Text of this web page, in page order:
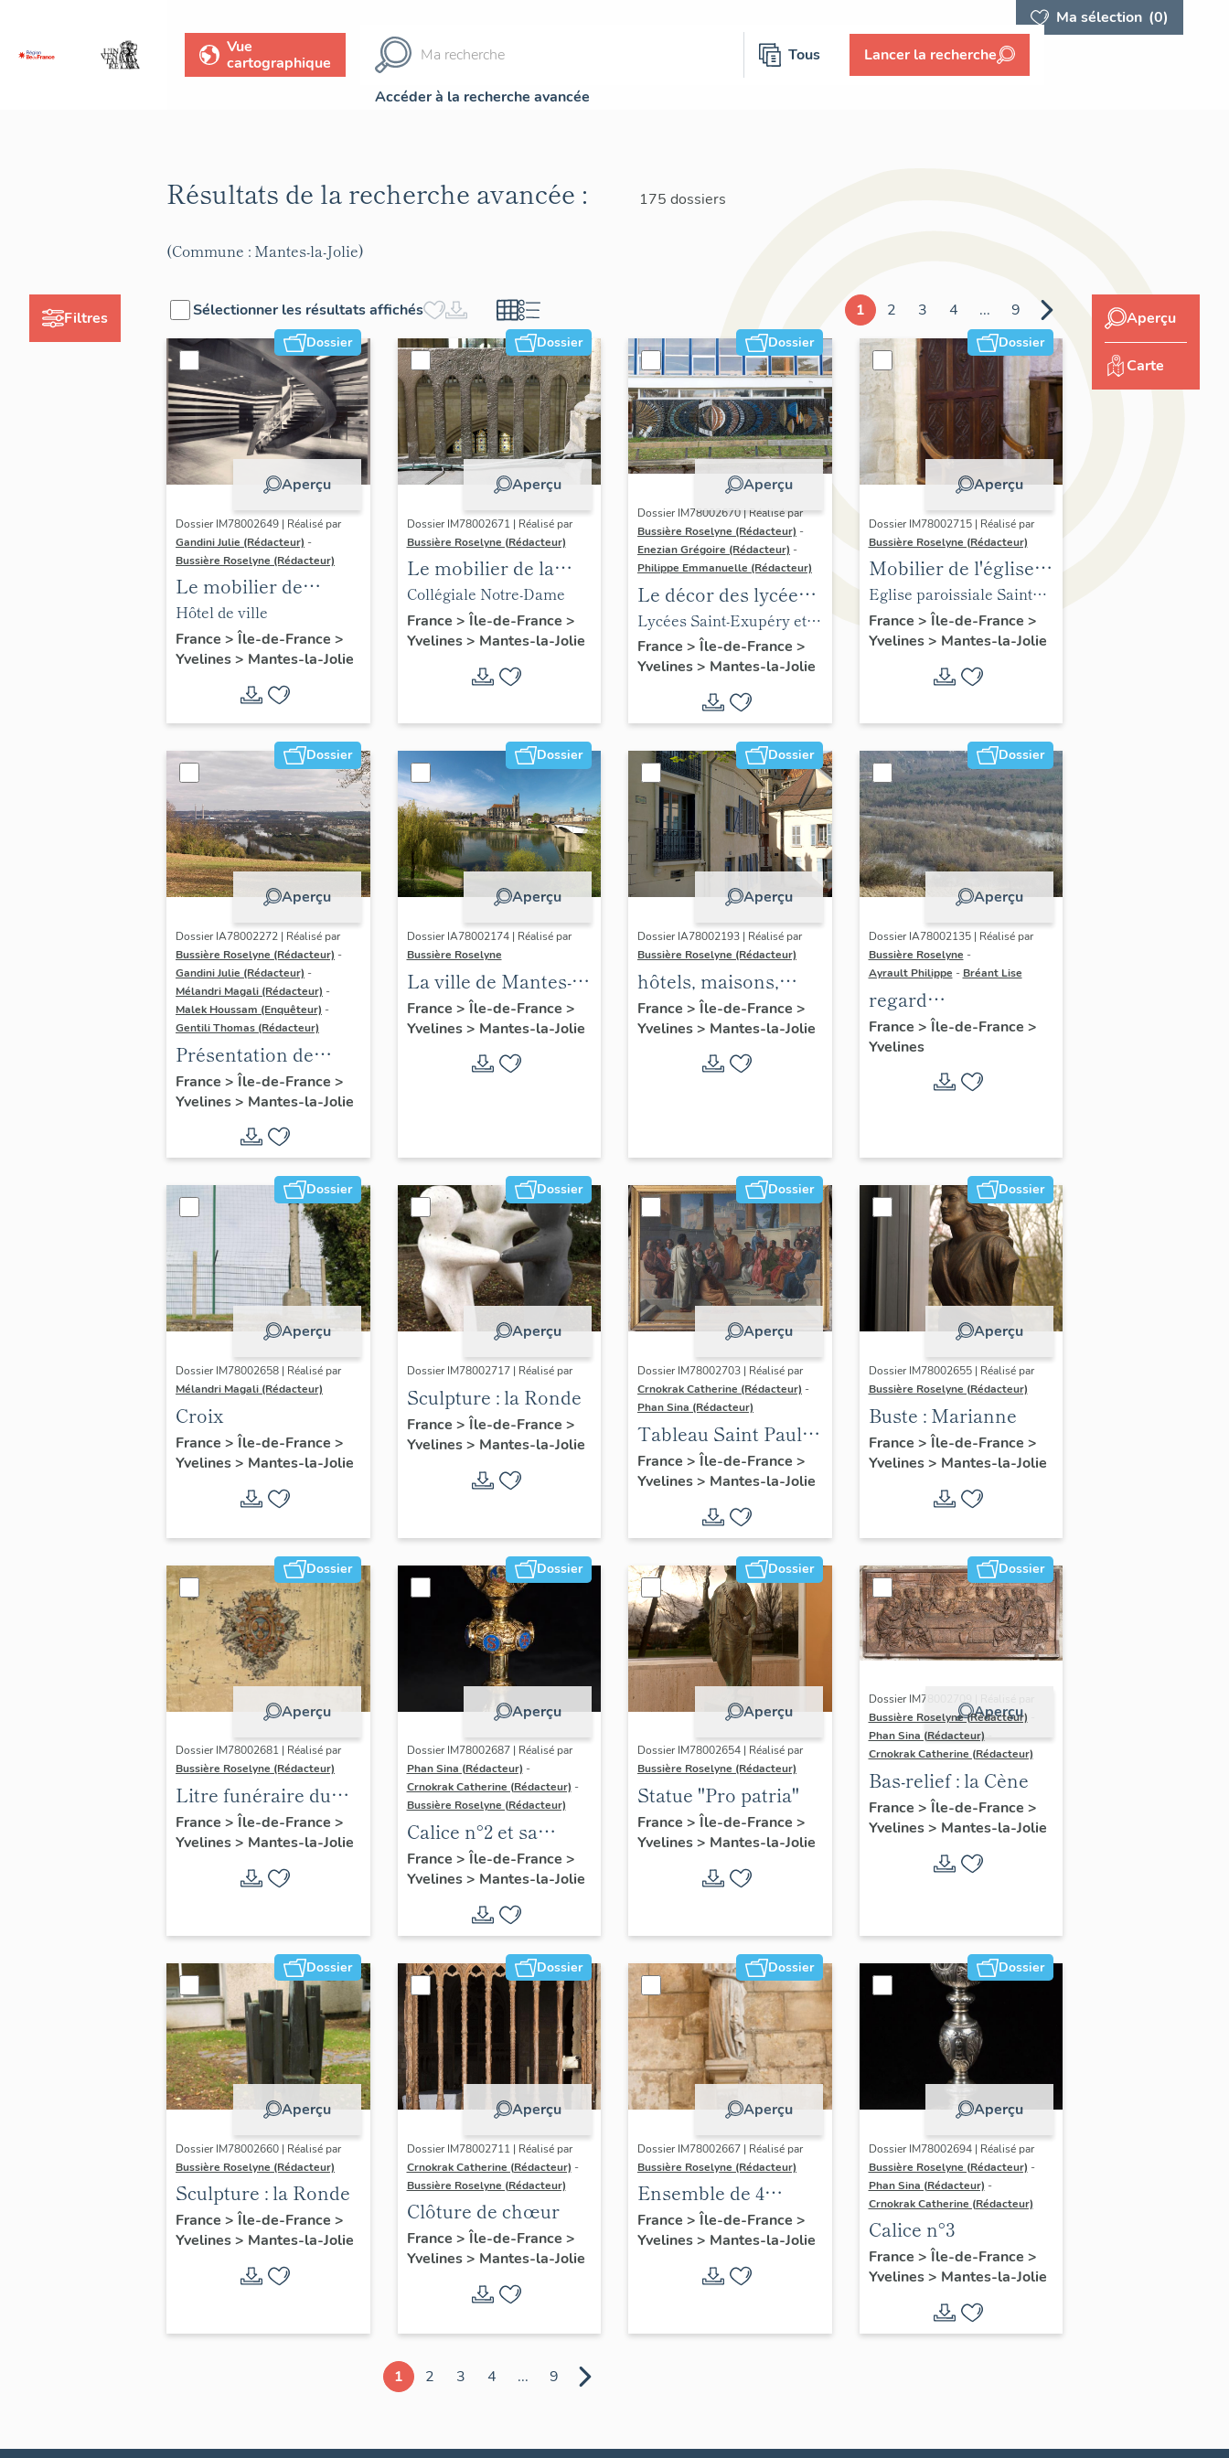
Ma sélection (0)
Vue
cartographique
Tous Lancer la recherche
Accéder à la recherche avancée
Filtres
Résultats de la recherche avancée : 175 dossiers
(Commune : Mantes-la-Jolie)
Sélectionner les résultats affichés 1 2 3 4 ... 9
Dossier
Aperçu
Dossier IM78002649 | Réalisé par
Gandini Julie (Rédacteur) -
Bussière Roselyne (Rédacteur)
Le mobilier de
l'hôtel de ville
Hôtel de ville
France > Île-de-France >
Yvelines> Mantes-la-Jolie
Dossier
Aperçu
Dossier IM78002671 | Réalisé par
Bussière Roselyne (Rédacteur)
Le mobilier de la
collégiale
Collégiale Notre-Dame
France > Île-de-France >
Yvelines> Mantes-la-Jolie
Dossier
Aperçu
Dossier IM78002670 | Réalisé par
Bussière Roselyne (Rédacteur) -
Enezian Grégoire (Rédacteur) -
Philippe Emmanuelle (Rédacteur)
Le décor des lycées
de Mantes
Lycées Saint-Exupéry et
Jean Rostand
France > Île-de-France >
Yvelines> Mantes-la-Jolie
Dossier
Aperçu
Dossier IM78002715 | Réalisé par
Bussière Roselyne (Rédacteur)
Mobilier de l'église
Sainte-Anne de
Gassicourt
Eglise paroissiale Sainte-
Anne
France > Île-de-France >
Yvelines> Mantes-la-Jolie
Dossier
Aperçu
Dossier IA78002272 | Réalisé par
Bussière Roselyne (Rédacteur) -
Gandini Julie (Rédacteur) -
Mélandri Magali (Rédacteur) -
Malek Houssam (Enquêteur) -
Gentili Thomas (Rédacteur)
Présentation de
l'étude
France > Île-de-France >
Yvelines> Mantes-la-Jolie
Dossier
Aperçu
Dossier IA78002174 | Réalisé par
Bussière Roselyne
La ville de Mantes-la-
Jolie
France > Île-de-France >
Yvelines> Mantes-la-Jolie
Dossier
Aperçu
Dossier IA78002193 | Réalisé par
Bussière Roselyne (Rédacteur)
hôtels, maisons,
immeubles
France > Île-de-France >
Yvelines> Mantes-la-Jolie
Dossier
Aperçu
Dossier IA78002135 | Réalisé par
Bussière Roselyne -
Ayrault Philippe - Bréant Lise
regard
photographique sur
le territoire de Seine-
France > Île-de-France >
Yvelines
Dossier
Aperçu
Dossier IM78002658 | Réalisé par
Mélandri Magali (Rédacteur)
Croix
France > Île-de-France >
Yvelines> Mantes-la-Jolie
Dossier
Aperçu
Dossier IM78002717 | Réalisé par
Sculpture : la Ronde
France > Île-de-France >
Yvelines> Mantes-la-Jolie
Dossier
Aperçu
Dossier IM78002703 | Réalisé par
Crnokrak Catherine (Rédacteur) -
Phan Sina (Rédacteur)
Tableau Saint Paul à
Athènes
France > Île-de-France >
Yvelines> Mantes-la-Jolie
Dossier
Aperçu
Dossier IM78002655 | Réalisé par
Bussière Roselyne (Rédacteur)
Buste : Marianne
France > Île-de-France >
Yvelines> Mantes-la-Jolie
Dossier
Aperçu
Dossier IM78002681 | Réalisé par
Bussière Roselyne (Rédacteur)
Litre funéraire du
prince de Conti
France > Île-de-France >
Yvelines> Mantes-la-Jolie
Dossier
Aperçu
Dossier IM78002687 | Réalisé par
Phan Sina (Rédacteur) -
Crnokrak Catherine (Rédacteur) -
Bussière Roselyne (Rédacteur)
Calice n°2 et sa
patène
France > Île-de-France >
Yvelines> Mantes-la-Jolie
Dossier
Aperçu
Dossier IM78002654 | Réalisé par
Bussière Roselyne (Rédacteur)
Statue "Pro patria"
France > Île-de-France >
Yvelines> Mantes-la-Jolie
Dossier
Aperçu
Dossier IM78002709 | Réalisé par
Bussière Roselyne (Rédacteur)
Phan Sina (Rédacteur)
Crnokrak Catherine (Rédacteur)
Bas-relief : la Cène
France > Île-de-France >
Yvelines> Mantes-la-Jolie
Dossier
Aperçu
Dossier IM78002660 | Réalisé par
Bussière Roselyne (Rédacteur)
Sculpture : la Ronde
France > Île-de-France >
Yvelines> Mantes-la-Jolie
Dossier
Aperçu
Dossier IM78002711 | Réalisé par
Crnokrak Catherine (Rédacteur) -
Bussière Roselyne (Rédacteur)
Clôture de chœur
France > Île-de-France >
Yvelines> Mantes-la-Jolie
Dossier
Aperçu
Dossier IM78002667 | Réalisé par
Bussière Roselyne (Rédacteur)
Ensemble de 4
statues
France > Île-de-France >
Yvelines> Mantes-la-Jolie
Dossier
Aperçu
Dossier IM78002694 | Réalisé par
Bussière Roselyne (Rédacteur) -
Phan Sina (Rédacteur) -
Crnokrak Catherine (Rédacteur)
Calice n°3
France > Île-de-France >
Yvelines> Mantes-la-Jolie
1 2 3 4 ... 9
Aperçu
Carte